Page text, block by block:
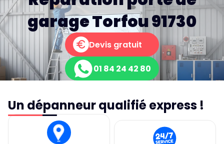
garage Torfou 91730
Devis gratuit
01 84 24 42 80
Un dépanneur qualifié express !